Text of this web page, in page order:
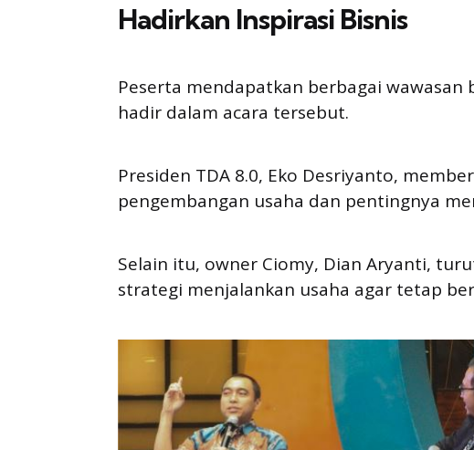
Hadirkan Inspirasi Bisnis
Peserta mendapatkan berbagai
hadir dalam acara tersebut.
Presiden TDA 8.0, Eko Desriyanto,
pengembangan usaha dan pentingnya
Selain itu, owner Ciomy, Dian Aryanti,
strategi menjalankan usaha agar tetap